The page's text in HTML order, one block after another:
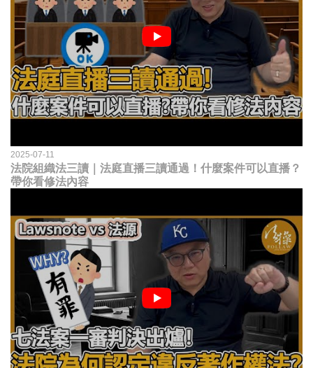
2025-07-11
法院組織法三讀｜法庭直播三讀通過！什麼案件可以直播？
帶你看修法內容